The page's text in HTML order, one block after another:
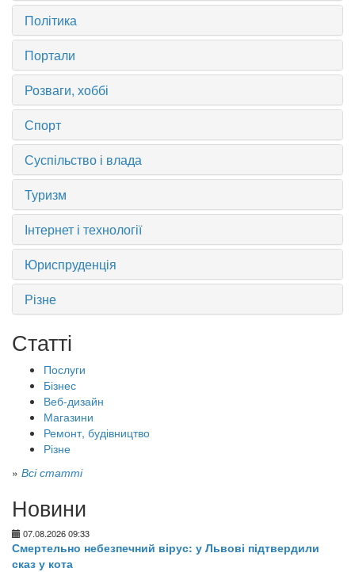
Політика
Портали
Розваги, хоббі
Спорт
Суспільство і влада
Туризм
Інтернет і технології
Юриспруденція
Різне
Статті
Послуги
Бізнес
Веб-дизайн
Магазини
Ремонт, будівництво
Різне
» Всі статті
Новини
07.08.2026 09:33
Смертельно небезпечний вірус: у Львові підтвердили
сказ у кота